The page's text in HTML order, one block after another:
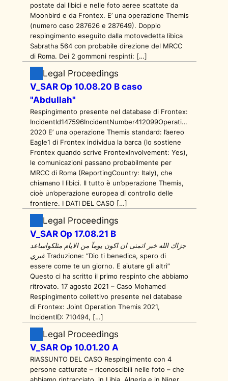
postate dai libici e nelle foto aeree scattate da
Moonbird e da Frontex. E’ una operazione Themis
(numero caso 287626 e 287649). Doppio
respingimento eseguito dalla motovedetta libica
Sabratha 564 con probabile direzione del MRCC
di Roma. Dei 2 gommoni respinti: […]
Legal Proceedings
V_SAR Op 10.08.20 B caso
"Abdullah"
Respingimento presente nel database di Frontex:
2020 E’ una operazione Themis standard: l’aereo
Eagle1 di Frontex individua la barca (lo sostiene
Frontex quando scrive FrontexInvolvement: Yes),
le comunicazioni passano probabilmente per
MRCC di Roma (ReportingCountry: Italy), che
chiamano I libici. Il tutto è un’operazione Themis,
cioè un’operazione europea di controllo delle
frontiere. I DATI DEL CASO […]
Legal Proceedings
V_SAR Op 17.08.21 B
جزاك الله خير اتمنى ان اكون يومآ من الايام مثلكواساعد
غيري Traduzione: “Dio ti benedica, spero di
essere come te un giorno. E aiutare gli altri”
Questo ci ha scritto il primo respinto che abbiamo
ritrovato. 17 agosto 2021 – Caso Mohamed
Respingimento collettivo presente nel database
di Frontex: Joint Operation Themis 2021,
IncidentID: 710494, […]
Legal Proceedings
V_SAR Op 10.01.20 A
RIASSUNTO DEL CASO Respingimento con 4
persone catturate – riconoscibili nelle foto – che